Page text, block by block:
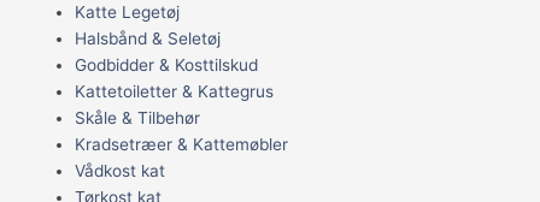
Katte Legetøj
Halsbånd & Seletøj
Godbidder & Kosttilskud
Kattetoiletter & Kattegrus
Skåle & Tilbehør
Kradsetræer & Kattemøbler
Vådkost kat
Tørkost kat